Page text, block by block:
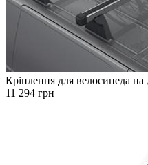
Кріплення для велосипеда на
11 294 грн